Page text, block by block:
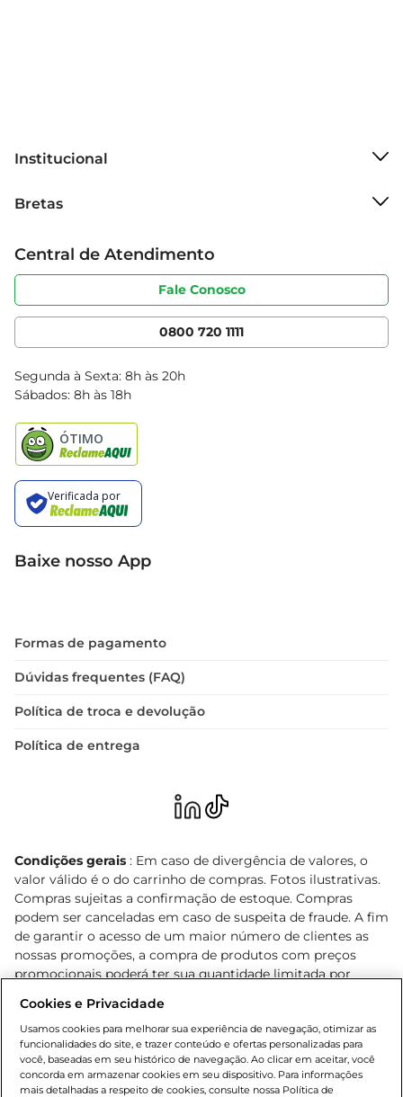
Institucional
Grupo Cencosud
Sobre privacidade
Portal do fornecedor
Cencosud Media
Bretas
Produtos Bretas
Código de ética
Serviços
Clube Bretas
Blog Bretas
Black Friday
Central de Atendimento
Fale Conosco
0800 720 1111
Segunda à Sexta: 8h às 20h
Sábados: 8h às 18h
Baixe nosso App
Formas de pagamento
Dúvidas frequentes (FAQ)
Política de troca e devolução
Política de entrega
Condições gerais : Em caso de divergência de valores, o
valor válido é o do carrinho de compras. Fotos ilustrativas.
Compras sujeitas a confirmação de estoque. Compras
podem ser canceladas em caso de suspeita de fraude. A fim
de garantir o acesso de um maior número de clientes as
nossas promoções, a compra de produtos com preços
promocionais poderá ter sua quantidade limitada por
o e-commerce e válidos durante o dia de hoje, podendo
sofrer alterações sem prévia notificação. Proibida a venda
de bebidas alcoólicas para menores de 18 anos, conforme
Lei n.º 8069/90, art. 81, inciso II (Estatuto da Criança e do
Adolescente). Preços e condições exclusivos para o
Cookies e Privacidade
Usamos cookies para melhorar sua experiência de navegação, otimizar as
funcionalidades do site, e trazer conteúdo e ofertas personalizadas para
você, baseadas em seu histórico de navegação. Ao clicar em aceitar, você
concorda em armazenar cookies em seu dispositivo. Para informações
mais detalhadas a respeito de cookies, consulte nossa Política de